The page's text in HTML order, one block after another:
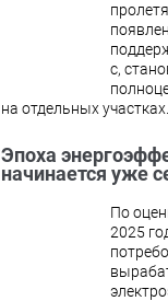
с,
на отдельных участках.
Эпоха
начинается уже
По
2025